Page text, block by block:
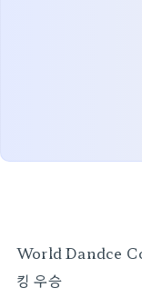
World Dandce
킹 우승